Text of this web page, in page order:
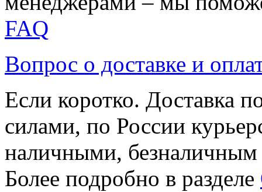
FAQ
Вопрос о доставке и
Если коротко. Доставка
силами, по России
наличными,
Более подробно в разделе